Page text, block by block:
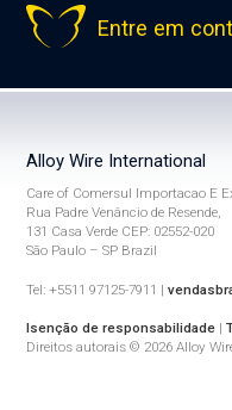
Entre em
Alloy Wire International
Care of Comersul Importacao E
Rua Padre Venâncio de Resende,
131 Casa Verde CEP: 02552-020
São Paulo – SP Brazil
Tel: +5511 97125-7911 |
Isenção de responsabilidade |
Direitos autorais © 2026 Alloy